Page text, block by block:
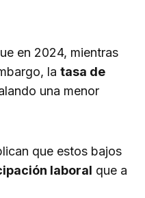
en 2024, mientras
la tasa de
una menor
que estos bajos
laboral que a